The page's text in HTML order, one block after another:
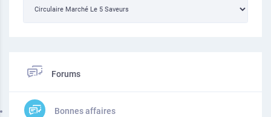
Forums
Bonnes affaires